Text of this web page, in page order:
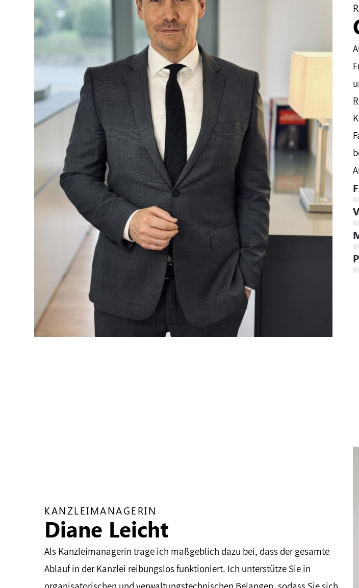
KANZLEIMANAGERIN
Diane Leicht
Als Kanzleimanagerin trage ich maßgeblich dazu bei, dass der gesamte
Ablauf in der Kanzlei reibungslos funktioniert. Ich unterstütze Sie in